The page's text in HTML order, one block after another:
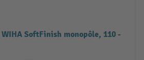
SoftFinish monopôle, 110 -